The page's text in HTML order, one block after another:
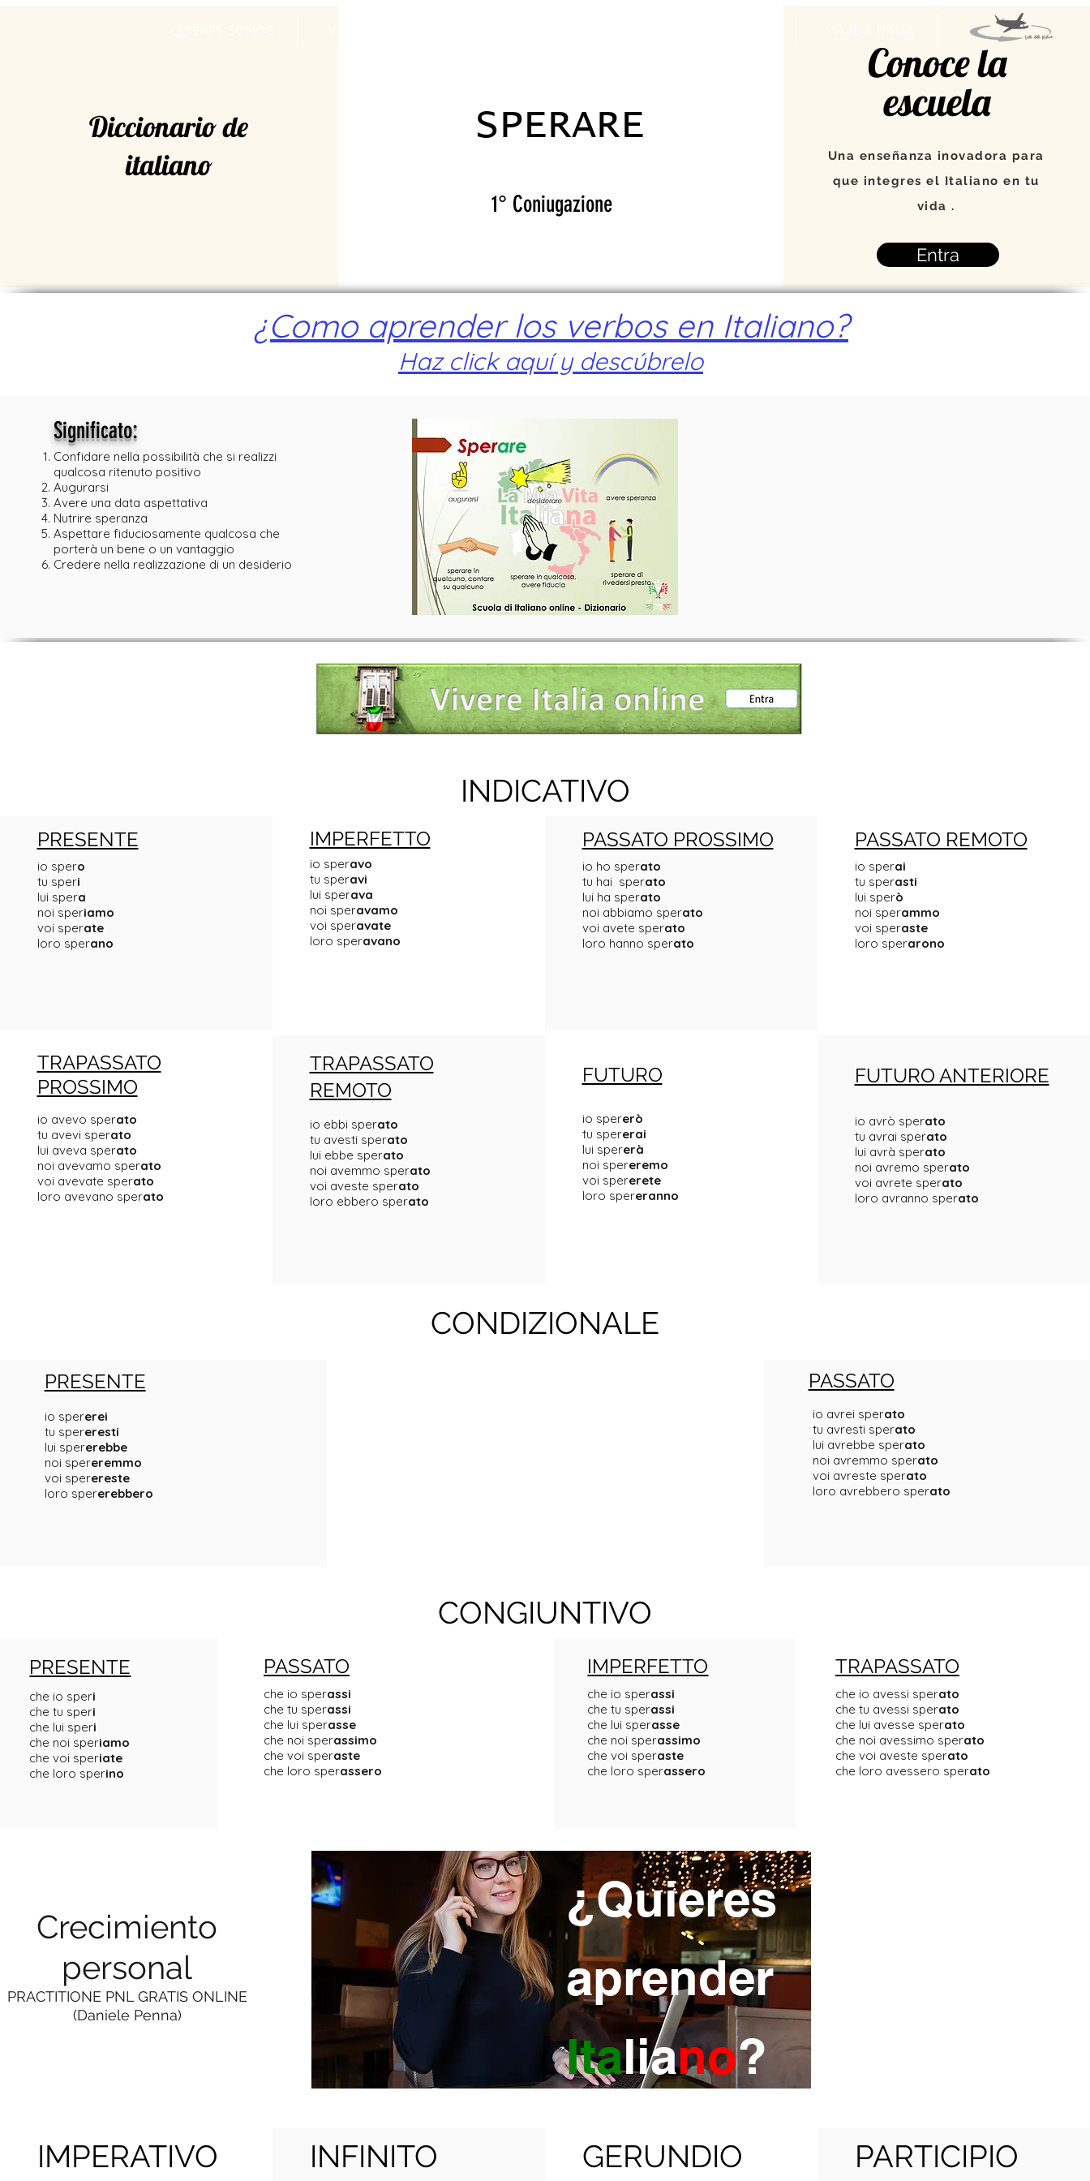
Diccionario de
italiano
SPERARE
1° Coniugazione
Conoce la
escuela
Una enseñanza inovadora para
que integres el Italiano en tu
vida .
Entra
¿Como aprender los verbos en Italiano?
Haz click aquí y descúbrelo
Significato:
Confidare nella possibilità che si realizzi
qualcosa ritenuto positivo
Augurarsi
Avere una data aspettativa
Nutrire speranza
Aspettare fiduciosamente qualcosa che
porterà un bene o un vantaggio
Credere nella realizzazione di un desiderio
INDICATIVO
PRESENTE
io spero
tu speri
lui spera
noi speriamo
voi sperate
loro sperano
IMPERFETTO
io speravo
tu speravi
lui sperava
noi speravamo
voi speravate
loro speravano
PASSATO PROSSIMO
io ho sperato
tu hai sperato
lui ha sperato
noi abbiamo sperato
voi avete sperato
loro hanno sperato
PASSATO REMOTO
io sperai
tu sperasti
lui sperò
noi sperammo
voi speraste
loro sperarono
TRAPASSATO
PROSSIMO
io avevo sperato
tu avevi sperato
lui aveva sperato
noi avevamo sperato
voi avevate sperato
loro avevano sperato
TRAPASSATO
REMOTO
io ebbi sperato
tu avesti sperato
lui ebbe sperato
noi avemmo sperato
voi aveste sperato
loro ebbero sperato
FUTURO
io spererò
tu spererai
lui spererà
noi spereremo
voi spererete
loro spereranno
FUTURO ANTERIORE
io avrò sperato
tu avrai sperato
lui avrà sperato
noi avremo sperato
voi avrete sperato
loro avranno sperato
CONDIZIONALE
PRESENTE
io spererei
tu spereresti
lui spererebbe
noi spereremmo
voi sperereste
loro spererebbero
PASSATO
io avrei sperato
tu avresti sperato
lui avrebbe sperato
noi avremmo sperato
voi avreste sperato
loro avrebbero sperato
CONGIUNTIVO
PRESENTE
che io speri
che tu speri
che lui speri
che noi speriamo
che voi speriate
che loro sperino
PASSATO
che io sperassi
che tu sperassi
che lui sperasse
che noi sperassimo
che voi speraste
che loro sperassero
IMPERFETTO
che io sperassi
che tu sperassi
che lui sperasse
che noi sperassimo
che voi speraste
che loro sperassero
TRAPASSATO
che io avessi sperato
che tu avessi sperato
che lui avesse sperato
che noi avessimo sperato
che voi aveste sperato
che loro avessero sperato
Crecimiento
personal
PRACTITIONE PNL GRATIS ONLINE
(Daniele Penna)
¿Quieres
aprender
Italiano?
IMPERATIVO INFINITO GERUNDIO PARTICIPIO